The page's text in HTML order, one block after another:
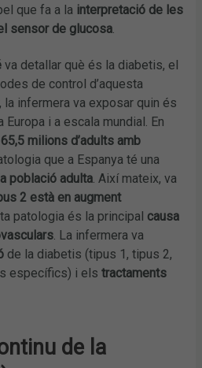
que fa a la interpretació de les
sensor de glucosa.
va detallar què és la diabetis, el
de control d’aquesta
la infermera va exposar quin és
Europa i a escala mundial. En
65,5 milions d’adults amb
que a Espanya té una
població adulta. Així mateix, va
2 està en augment
patologia és la principal causa
. La infermera va
de la diabetis (tipus 1, tipus 2,
específics) i elstractaments
de la